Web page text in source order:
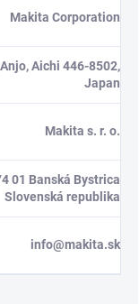
Makita Corporation
Aichi 446-8502,
Japan
Makita s. r. o.
01 Banská Bystrica
Slovenská republika
info@makita.sk